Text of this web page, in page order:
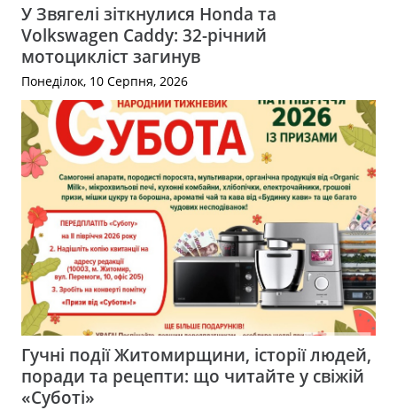
У Звягелі зіткнулися Honda та
Volkswagen Caddy: 32-річний
мотоцикліст загинув
Понеділок, 10 Серпня, 2026
Гучні події Житомирщини, історії людей,
поради та рецепти: що читайте у свіжій
«Суботі»